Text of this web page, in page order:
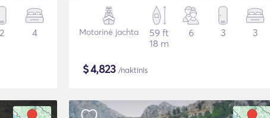
2 4 Motorinė jachta
59 ft
18 m
6 3 3
$4,823 /naktinis